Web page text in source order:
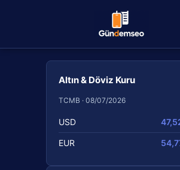
Altın & Döviz Kuru
TCMB · 08/07/2026
USD
EUR